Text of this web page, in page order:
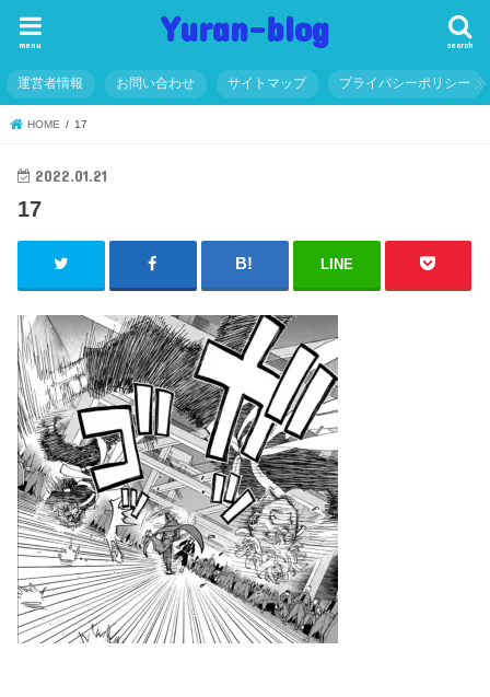
Yuran-blog search
menu
運営者情報 お問い合わせ サイトマップ プライバシーポリシー
HOME 17
2022.01.21
17
LINE